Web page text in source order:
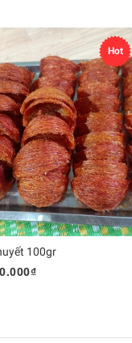
Hot
100gr